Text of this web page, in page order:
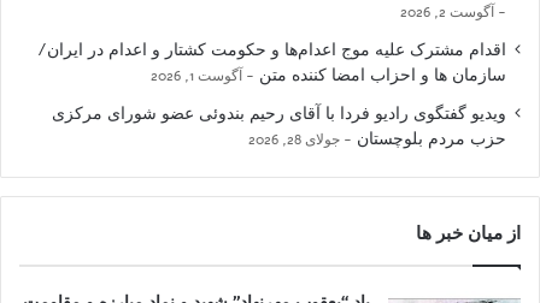
آگوست 2, 2026
اقدام مشترک علیه موج اعدام‌ها و حکومت کشتار و اعدام در ایران/
سازمان ها و احزاب امضا کننده متن
آگوست 1, 2026
ویدیو گفتگوی رادیو فردا با آقای رحیم بندوئی عضو شورای مرکزی
حزب مردم بلوچستان
جولای 28, 2026
از میان خبر ها